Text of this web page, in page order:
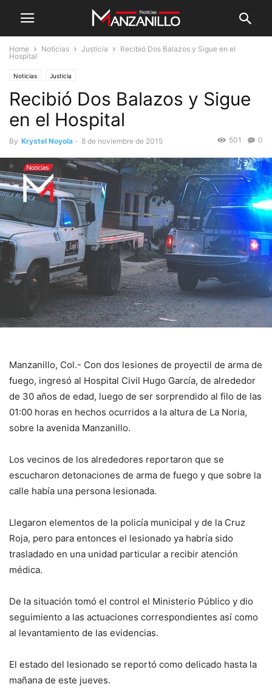
Home Noticias Justicia
Recibió Dos Balazos y Sigue en el
Hospital
Noticias Justicia
Recibió Dos Balazos y Sigue
en el Hospital
By Krystel Noyola - 8 de noviembre de 2015 0
501
Manzanillo, Col.- Con dos lesiones de proyectil de arma de
fuego, ingresó al Hospital Civil Hugo García, de alrededor
de 30 años de edad, luego de ser sorprendido al filo de las
01:00 horas en hechos ocurridos a la altura de La Noria,
sobre la avenida Manzanillo.
Los vecinos de los alrededores reportaron que se
escucharon detonaciones de arma de fuego y que sobre la
calle había una persona lesionada.
Llegaron elementos de la policía municipal y de la Cruz
Roja, pero para entonces el lesionado ya habría sido
trasladado en una unidad particular a recibir atención
médica.
De la situación tomó el control el Ministerio Público y dio
seguimiento a las actuaciones correspondientes así como
al levantamiento de las evidencias.
El estado del lesionado se reportó como delicado hasta la
mañana de este jueves.